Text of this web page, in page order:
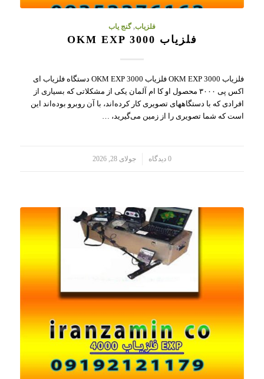
فلزیاب, گنج یاب
فلزیاب OKM EXP 3000
فلزیاب OKM EXP 3000 فلزیاب OKM EXP 3000 دستگاه فلزیاب ای
اکس پی ۳۰۰۰ محصول او کا ام آلمان یکی از مشکلاتی که بسیاری از
افرادی که با دستگاههای تصویری کار کرده‌اند، با آن روبرو بوده‌اند این
است که شما تصویری را از زمین می‌گیرید، …
0 دیدگاه جولای 28, 2026